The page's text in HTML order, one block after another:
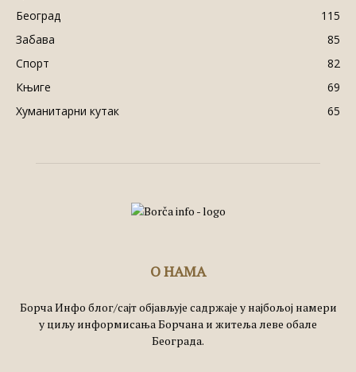
Београд
115
Забава
85
Спорт
82
Књиге
69
Хуманитарни кутак
65
О НАМА
Борча Инфо блог/сајт објављује садржаје у најбољој намери
у циљу информисања Борчана и житеља леве обале
Београда.